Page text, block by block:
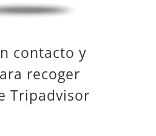
contacto y
recoger
Tripadvisor